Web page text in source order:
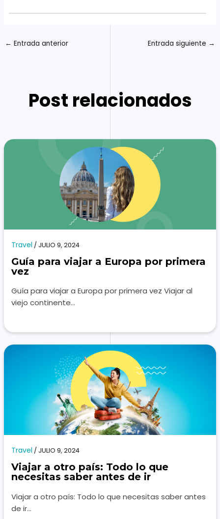
← Entrada anterior Entrada siguiente →
Post relacionados
Guía para viajar a Europa por primera
vez
Travel / JULIO 9, 2024
Guía para viajar a Europa por primera vez Viajar al
viejo continente…
Viajar a otro país: Todo lo que
necesitas saber antes de ir
Travel / JULIO 9, 2024
Viajar a otro país: Todo lo que necesitas saber antes
de ir…